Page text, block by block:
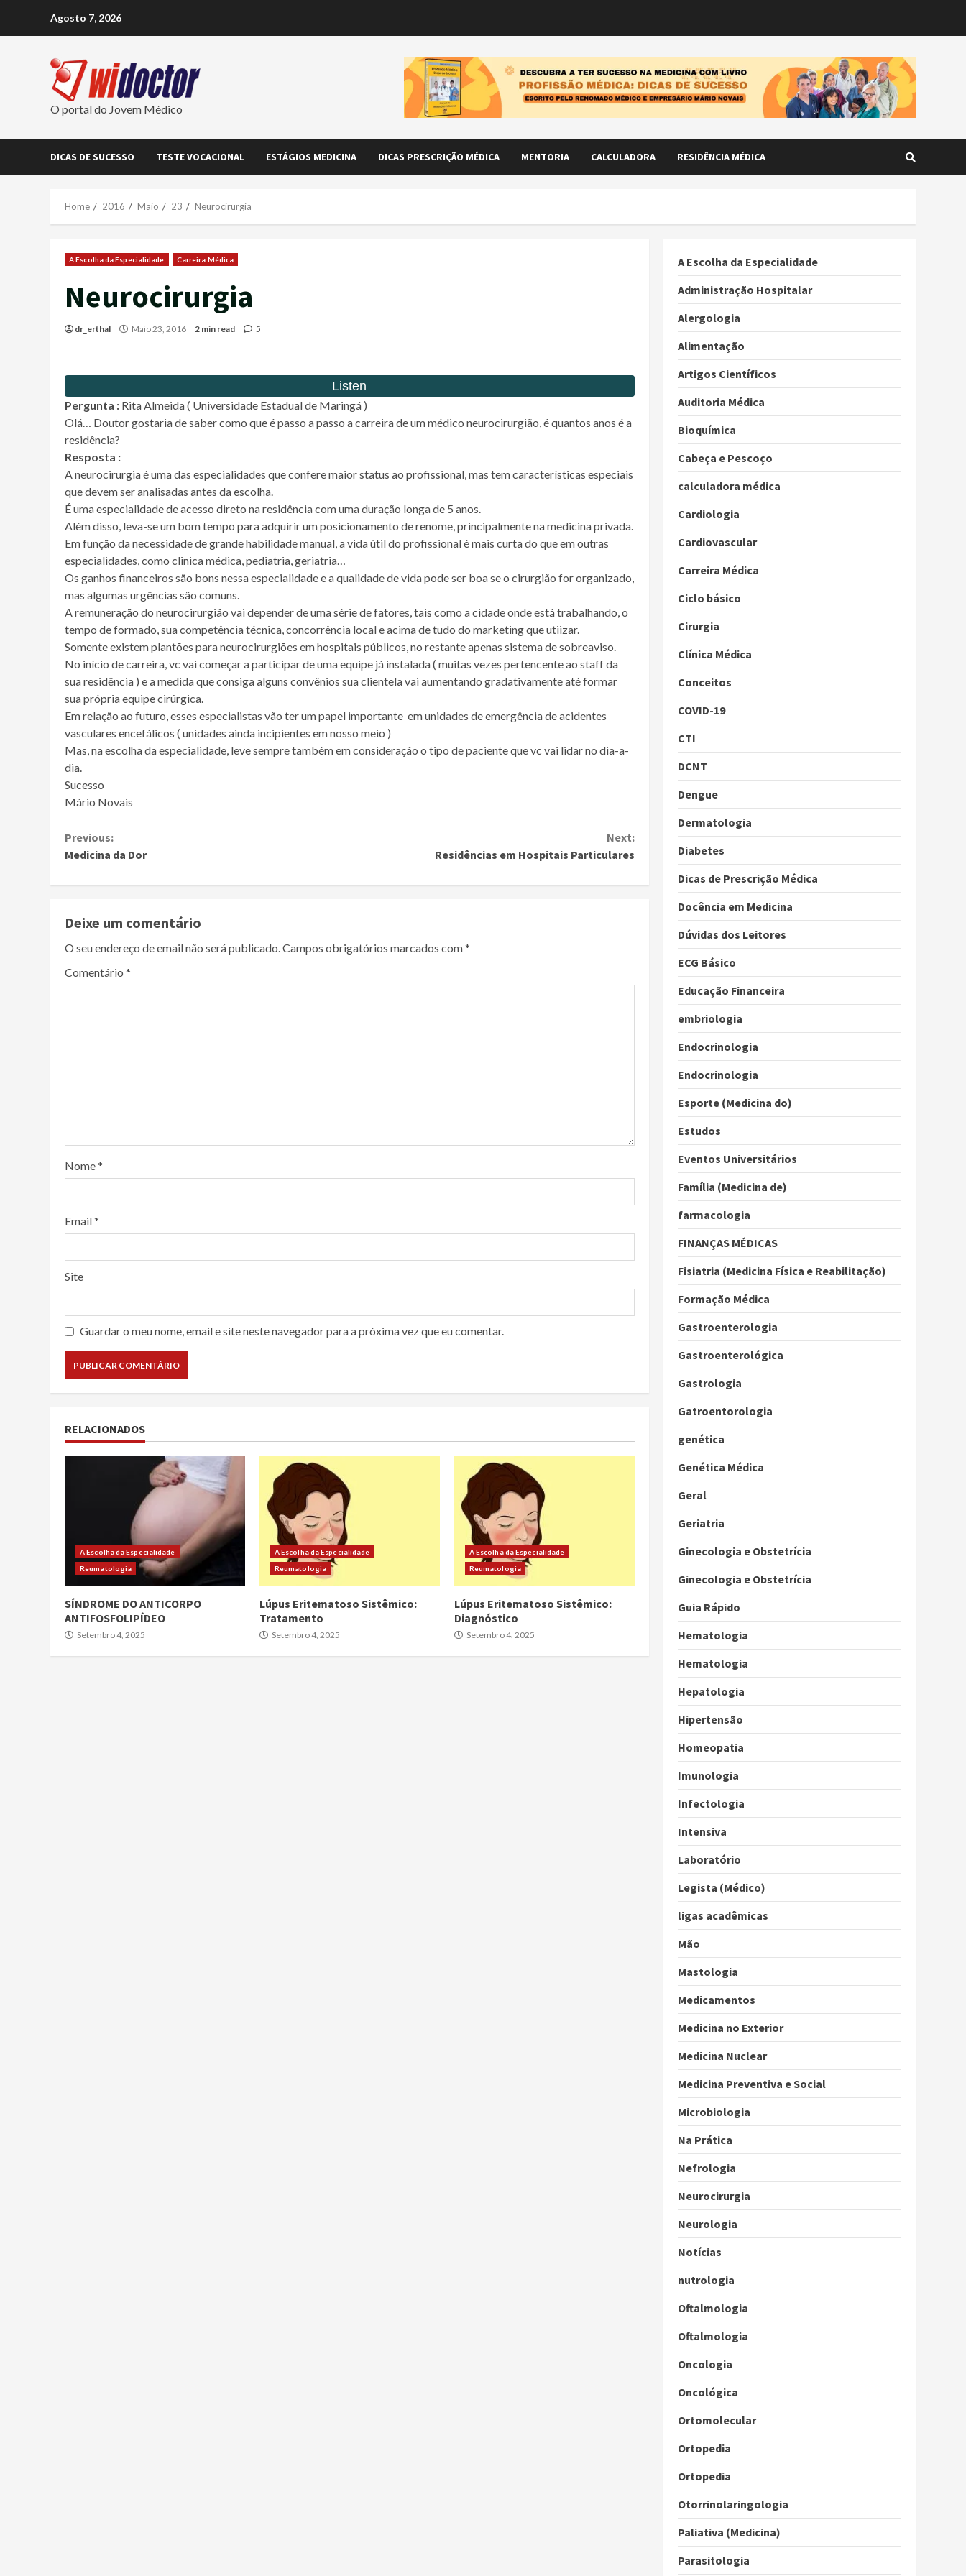
Agosto 7, 2026
O portal do Jovem Médico
DICAS DE SUCESSO TESTE VOCACIONAL ESTÁGIOS MEDICINA DICAS PRESCRIÇÃO MÉDICA MENTORIA CALCULADORA RESIDÊNCIA MÉDICA
Home 2016 Maio 23 Neurocirurgia
A Escolha da Especialidade Carreira Médica
Neurocirurgia
dr_erthal Maio 23, 2016 2 min read 5
Pergunta : Rita Almeida ( Universidade Estadual de Maringá )
Olá… Doutor gostaria de saber como que é passo a passo a carreira de um médico neurocirurgião, é quantos anos é a
residência?
Resposta :
A neurocirurgia é uma das especialidades que confere maior status ao profissional, mas tem características especiais
que devem ser analisadas antes da escolha.
É uma especialidade de acesso direto na residência com uma duração longa de 5 anos.
Além disso, leva-se um bom tempo para adquirir um posicionamento de renome, principalmente na medicina privada.
Em função da necessidade de grande habilidade manual, a vida útil do profissional é mais curta do que em outras
especialidades, como clinica médica, pediatria, geriatria…
Os ganhos financeiros são bons nessa especialidade e a qualidade de vida pode ser boa se o cirurgião for organizado,
mas algumas urgências são comuns.
A remuneração do neurocirurgião vai depender de uma série de fatores, tais como a cidade onde está trabalhando, o
tempo de formado, sua competência técnica, concorrência local e acima de tudo do marketing que utiizar.
Somente existem plantões para neurocirurgiões em hospitais públicos, no restante apenas sistema de sobreaviso.
No início de carreira, vc vai começar a participar de uma equipe já instalada ( muitas vezes pertencente ao staff da
sua residência ) e a medida que consiga alguns convênios sua clientela vai aumentando gradativamente até formar
sua própria equipe cirúrgica.
Em relação ao futuro, esses especialistas vão ter um papel importante em unidades de emergência de acidentes
vasculares encefálicos ( unidades ainda incipientes em nosso meio )
Mas, na escolha da especialidade, leve sempre também em consideração o tipo de paciente que vc vai lidar no dia-a-
dia.
Sucesso
Mário Novais
Continue
Previous:
Medicina da Dor
Next:
Residências em Hospitais Particulares
Deixe um comentário
O seu endereço de email não será publicado.Campos obrigatórios marcados com*
Comentário *
Nome*
Email*
Site
Guardar o meu nome, email e site neste navegador para a próxima vez que eu comentar.
RELACIONADOS
A Escolha da Especialidade
Reumatologia
SÍNDROME DO ANTICORPO
ANTIFOSFOLIPÍDEO
Setembro 4, 2025
A Escolha da Especialidade
Reumatologia
Lúpus Eritematoso Sistêmico:
Tratamento
Setembro 4, 2025
A Escolha da Especialidade
Reumatologia
Lúpus Eritematoso Sistêmico:
Diagnóstico
Setembro 4, 2025
A Escolha da Especialidade
Administração Hospitalar
Alergologia
Alimentação
Artigos Científicos
Auditoria Médica
Bioquímica
Cabeça e Pescoço
calculadora médica
Cardiologia
Cardiovascular
Carreira Médica
Ciclo básico
Cirurgia
Clínica Médica
Conceitos
COVID-19
CTI
DCNT
Dengue
Dermatologia
Diabetes
Dicas de Prescrição Médica
Docência em Medicina
Dúvidas dos Leitores
ECG Básico
Educação Financeira
embriologia
Endocrinologia
Endocrinologia
Esporte (Medicina do)
Estudos
Eventos Universitários
Família (Medicina de)
farmacologia
FINANÇAS MÉDICAS
Fisiatria (Medicina Física e Reabilitação)
Formação Médica
Gastroenterologia
Gastroenterológica
Gastrologia
Gatroentorologia
genética
Genética Médica
Geral
Geriatria
Ginecologia e Obstetrícia
Ginecologia e Obstetrícia
Guia Rápido
Hematologia
Hematologia
Hepatologia
Hipertensão
Homeopatia
Imunologia
Infectologia
Intensiva
Laboratório
Legista (Médico)
ligas acadêmicas
Mão
Mastologia
Medicamentos
Medicina no Exterior
Medicina Nuclear
Medicina Preventiva e Social
Microbiologia
Na Prática
Nefrologia
Neurocirurgia
Neurologia
Notícias
nutrologia
Oftalmologia
Oftalmologia
Oncologia
Oncológica
Ortomolecular
Ortopedia
Ortopedia
Otorrinolaringologia
Paliativa (Medicina)
Parasitologia